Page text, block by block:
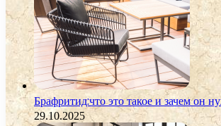
Брафритид:что это такое и зачем он
29.10.2025